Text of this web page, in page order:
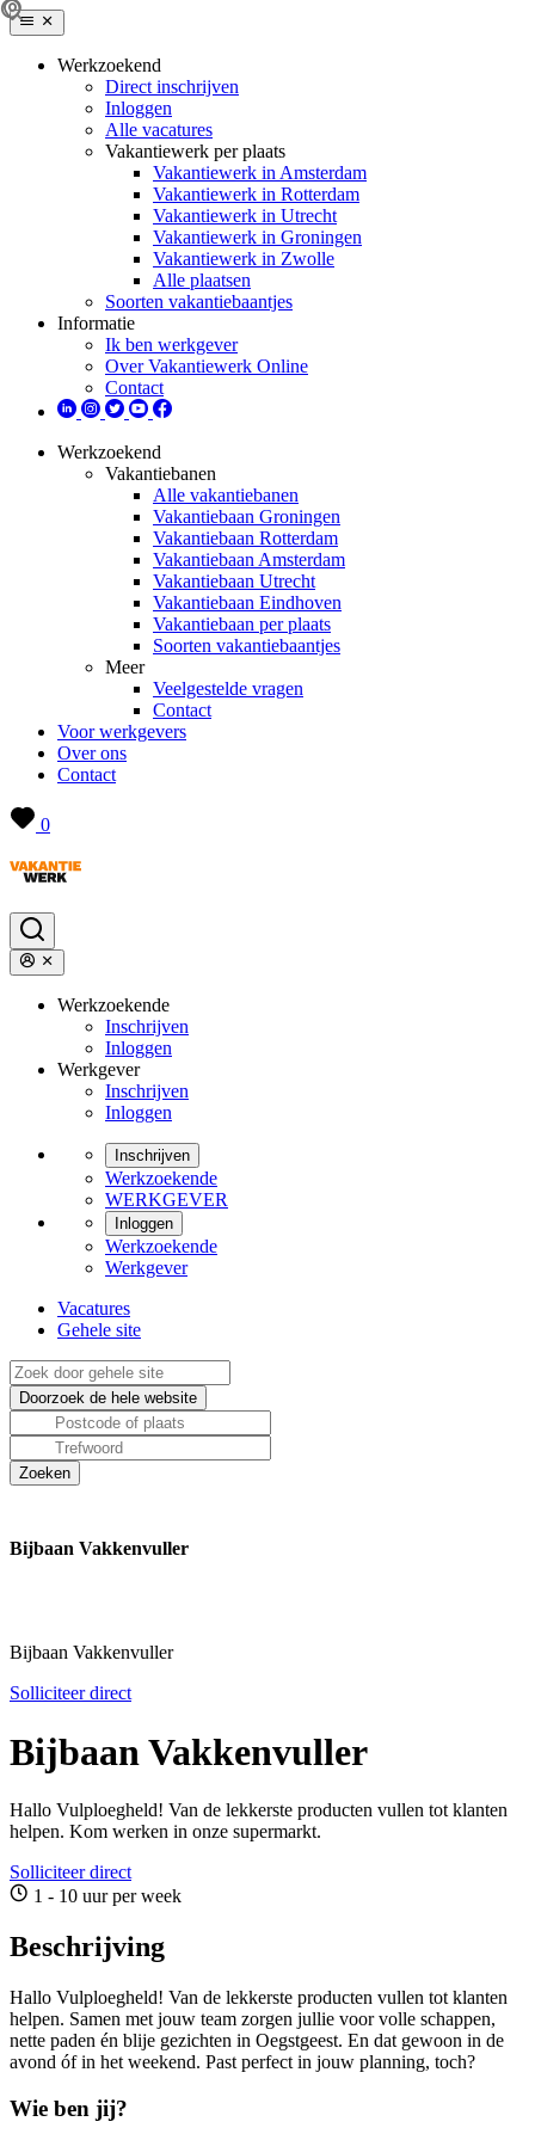
Werkzoekend
Direct inschrijven
Inloggen
Alle vacatures
Vakantiewerk per plaats
Vakantiewerk in Amsterdam
Vakantiewerk in Rotterdam
Vakantiewerk in Utrecht
Vakantiewerk in Groningen
Vakantiewerk in Zwolle
Alle plaatsen
Soorten vakantiebaantjes
Informatie
Ik ben werkgever
Over Vakantiewerk Online
Contact
Werkzoekend
Vakantiebanen
Alle vakantiebanen
Vakantiebaan Groningen
Vakantiebaan Rotterdam
Vakantiebaan Amsterdam
Vakantiebaan Utrecht
Vakantiebaan Eindhoven
Vakantiebaan per plaats
Soorten vakantiebaantjes
Meer
Veelgestelde vragen
Contact
Voor werkgevers
Over ons
Contact
0
Werkzoekende
Inschrijven
Inloggen
Werkgever
Inschrijven
Inloggen
Inschrijven
Werkzoekende
WERKGEVER
Inloggen
Werkzoekende
Werkgever
Vacatures
Gehele site
Bijbaan Vakkenvuller
Bijbaan Vakkenvuller
Solliciteer direct
Bijbaan Vakkenvuller
Hallo Vulploegheld! Van de lekkerste producten vullen tot klanten
helpen. Kom werken in onze supermarkt.
Solliciteer direct
1 - 10 uur per week
Beschrijving
Hallo Vulploegheld! Van de lekkerste producten vullen tot klanten
helpen. Samen met jouw team zorgen jullie voor volle schappen,
nette paden én blije gezichten in Oegstgeest. En dat gewoon in de
avond óf in het weekend. Past perfect in jouw planning, toch?
Wie ben jij?